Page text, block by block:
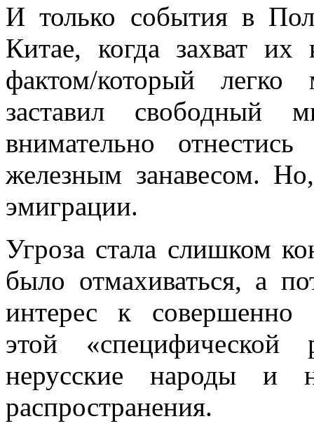
И только события в
Китае, когда захват
фактом/который легко
заставил свободный
внимательно
железным занавесом.
эмиграции.
Угроза стала слишком
было отмахи­ваться, а
интерес к совершенно
этой «специфической
нерусские народы и
распространения.